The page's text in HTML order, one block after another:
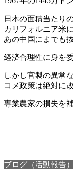
日本の面積当たり
カリフォルニア米
あの中国にまでも
経済合理性に身を
しかし官製の異常
コメ政策は絶対に
専業農家の損失を
ブログ（活動報告）